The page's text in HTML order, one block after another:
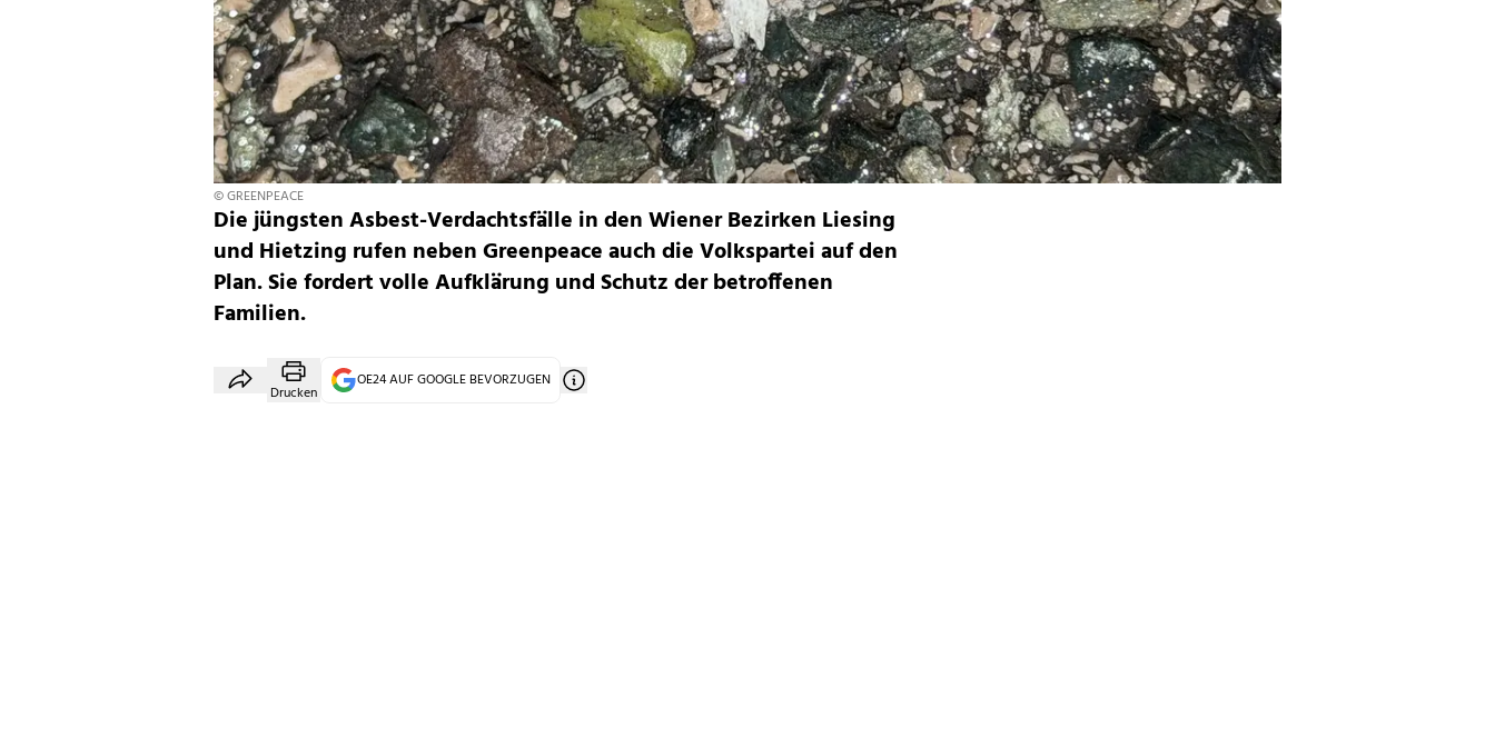
© GREENPEACE
Die jüngsten Asbest-Verdachtsfälle in den Wiener Bezirken Liesing
und Hietzing rufen neben Greenpeace auch die Volkspartei auf den
Plan. Sie fordert volle Aufklärung und Schutz der betroffenen
Familien.
Drucken
OE24 AUF GOOGLE BEVORZUGEN